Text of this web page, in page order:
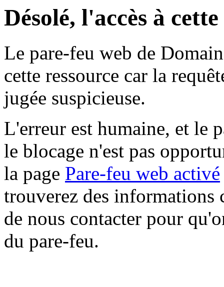
Désolé, l'accès à
Le pare-feu web de
cette ressource car la
jugée suspicieuse.
L'erreur est humaine, et le
le blocage n'est pas
la page Pare-feu web activé
trouverez des informations
de nous contacter pour
du pare-feu.